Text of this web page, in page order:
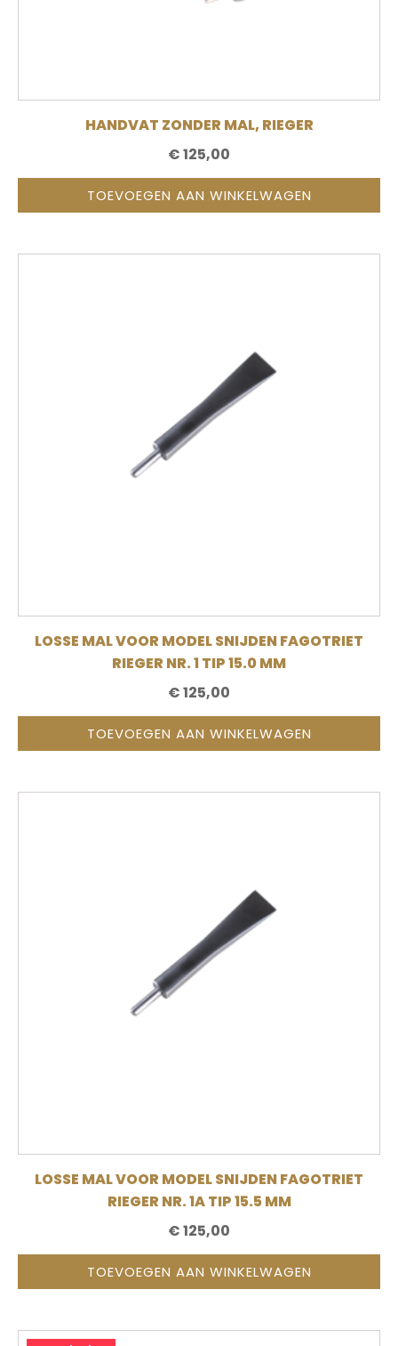
HANDVAT ZONDER MAL, RIEGER
€125,00
TOEVOEGEN AAN WINKELWAGEN
LOSSE MAL VOOR MODEL SNIJDEN FAGOTRIET
RIEGER NR. 1 TIP 15.0 MM
€125,00
TOEVOEGEN AAN WINKELWAGEN
LOSSE MAL VOOR MODEL SNIJDEN FAGOTRIET
RIEGER NR. 1A TIP 15.5 MM
€125,00
TOEVOEGEN AAN WINKELWAGEN